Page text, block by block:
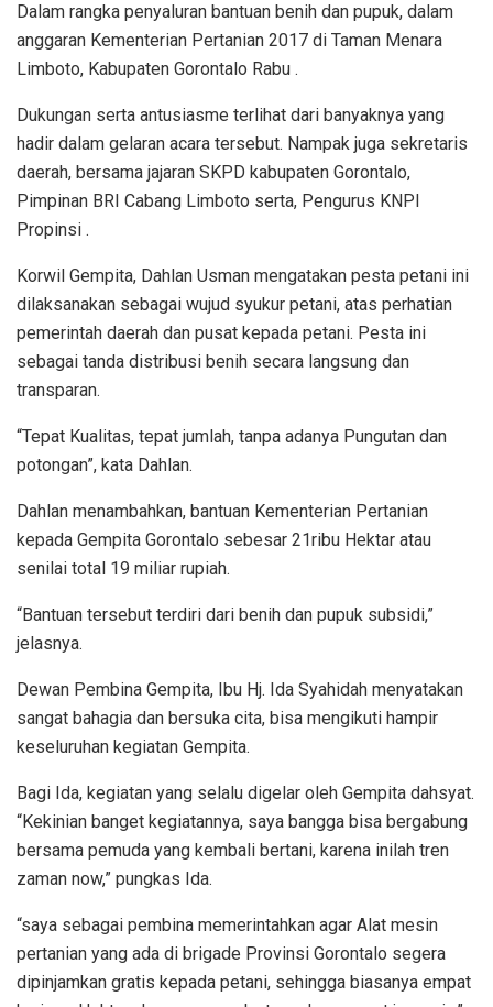
Dalam rangka penyaluran bantuan benih dan pupuk, dalam
anggaran Kementerian Pertanian 2017 di Taman Menara
Limboto, Kabupaten Gorontalo Rabu .
Dukungan serta antusiasme terlihat dari banyaknya yang
hadir dalam gelaran acara tersebut. Nampak juga sekretaris
daerah, bersama jajaran SKPD kabupaten Gorontalo,
Pimpinan BRI Cabang Limboto serta, Pengurus KNPI
Propinsi .
Korwil Gempita, Dahlan Usman mengatakan pesta petani ini
dilaksanakan sebagai wujud syukur petani, atas perhatian
pemerintah daerah dan pusat kepada petani. Pesta ini
sebagai tanda distribusi benih secara langsung dan
transparan.
“Tepat Kualitas, tepat jumlah, tanpa adanya Pungutan dan
potongan”, kata Dahlan.
Dahlan menambahkan, bantuan Kementerian Pertanian
kepada Gempita Gorontalo sebesar 21ribu Hektar atau
senilai total 19 miliar rupiah.
“Bantuan tersebut terdiri dari benih dan pupuk subsidi,”
jelasnya.
Dewan Pembina Gempita, Ibu Hj. Ida Syahidah menyatakan
sangat bahagia dan bersuka cita, bisa mengikuti hampir
keseluruhan kegiatan Gempita.
Bagi Ida, kegiatan yang selalu digelar oleh Gempita dahsyat.
“Kekinian banget kegiatannya, saya bangga bisa bergabung
bersama pemuda yang kembali bertani, karena inilah tren
zaman now,” pungkas Ida.
“saya sebagai pembina memerintahkan agar Alat mesin
pertanian yang ada di brigade Provinsi Gorontalo segera
dipinjamkan gratis kepada petani, sehingga biasanya empat